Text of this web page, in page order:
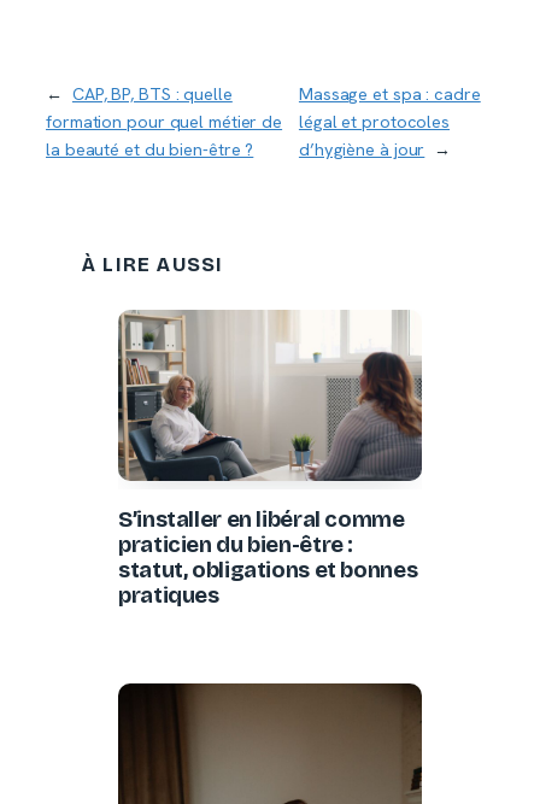
← CAP, BP, BTS : quelle
formation pour quel métier de
la beauté et du bien-être ?
Massage et spa : cadre
légal et protocoles
d’hygiène à jour
→
À LIRE AUSSI
S’installer en libéral comme
praticien du bien-être :
statut, obligations et bonnes
pratiques